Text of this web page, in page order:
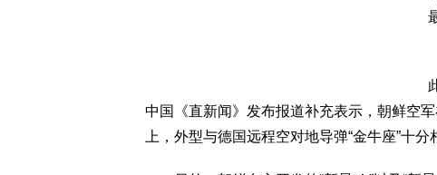
中国《直新闻》发布报道补充表示，朝鲜空
上，外型与德国远程空对地导弹“金牛座”十分